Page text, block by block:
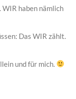
haben nämlich
Das WIR zählt.
und für mich.